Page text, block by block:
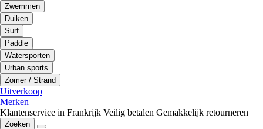
Zwemmen
Duiken
Surf
Paddle
Watersporten
Urban sports
Zomer / Strand
Uitverkoop
Merken
Klantenservice in Frankrijk Veilig betalen Gemakkelijk retourneren
Zoeken